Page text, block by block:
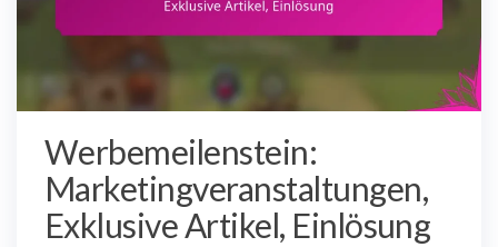
Werbemeilenstein:
Marketingveranstaltungen,
Exklusive Artikel, Einlösung